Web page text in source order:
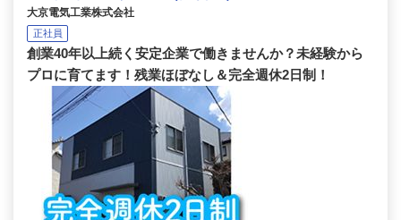
大京電気工業株式会社
正社員
創業40年以上続く安定企業で働きませんか？未経験から
プロに育てます！残業ほぼなし＆完全週休2日制！